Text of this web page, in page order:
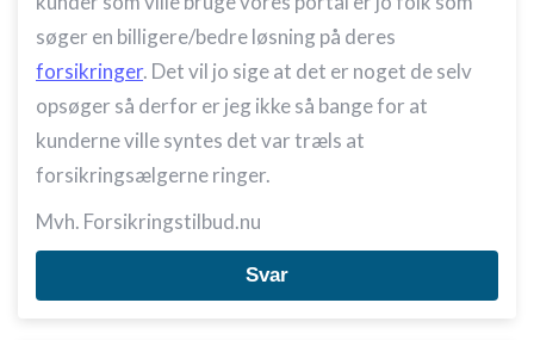
søger en billigere/bedre løsning på deres
forsikringer. Det vil jo sige at det er noget de selv
opsøger så derfor er jeg ikke så bange for at
kunderne ville syntes det var træls at
forsikringsælgerne ringer.
Mvh. Forsikringstilbud.nu
Svar